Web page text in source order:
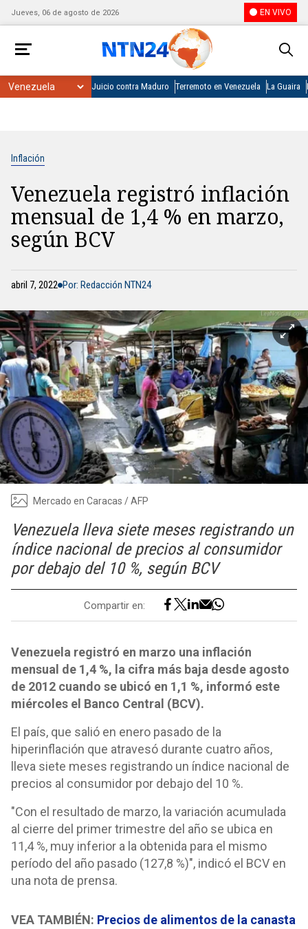
Jueves, 06 de agosto de 2026 EN VIVO
Juicio contra Maduro Terremoto en Venezuela La Guaira
Inflación
Venezuela registró inflación
mensual de 1,4 % en marzo,
según BCV
abril 7, 2022 Por: Redacción NTN24
Mercado en Caracas / AFP
Venezuela lleva siete meses registrando un
índice nacional de precios al consumidor
por debajo del 10 %, según BCV
Compartir en:
Venezuela registró en marzo una inflación
mensual de 1,4 %, la cifra más baja desde agosto
de 2012 cuando se ubicó en 1,1 %, informó este
miércoles el Banco Central (BCV).
El país, que salió en enero pasado de la
hiperinflación que atravesó durante cuatro años,
lleva siete meses registrando un índice nacional de
precios al consumidor por debajo del 10 %.
"Con el resultado de marzo, la variación acumulada
al cierre del primer trimestre del año se ubica en
11,4 %, muy inferior a la obtenida para el mismo
período del año pasado (127,8 %)", indicó el BCV en
una nota de prensa.
VEA TAMBIÉN: Precios de alimentos de la canasta